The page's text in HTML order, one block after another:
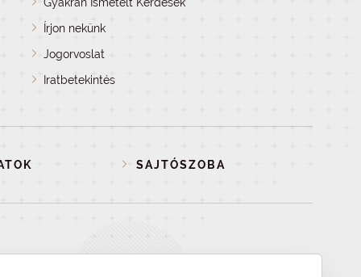
Írjon nekünk
Jogorvoslat
Iratbetekintés
SAJTÓSZOBA